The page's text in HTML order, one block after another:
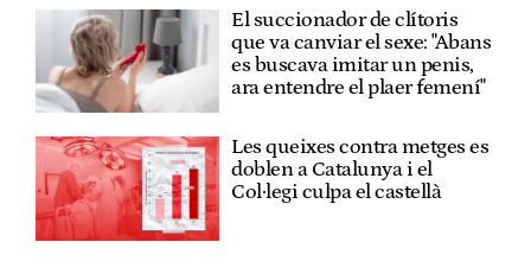
El succionador de clítoris
que va canviar el sexe: "Abans
es buscava imitar un penis,
ara entendre el plaer femení"
Les queixes contra metges es
doblen a Catalunya i el
Col·legi culpa el castellà